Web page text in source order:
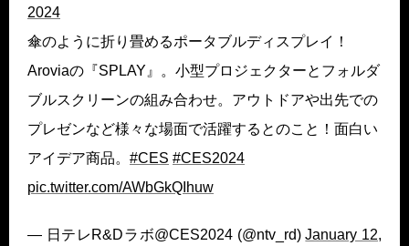
2024
傘のように折り畳めるポータブルディスプレイ！
Aroviaの『SPLAY』。小型プロジェクターとフォルダ
ブルスクリーンの組み合わせ。アウトドアや出先での
プレゼンなど様々な場面で活躍するとのこと！面白い
アイデア商品。 #CES #CES2024
pic.twitter.com/AWbGkQIhuw
— 日テレR&Dラボ@CES2024 (@ntv_rd)January 12,